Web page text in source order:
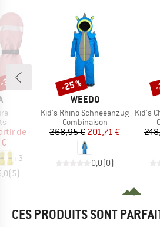
réduit
de
+3
( 5)
%
MARQUE
WEEDO
Article
Kid's Rhino Schneeanzug
Product group
Combinaison
Prix
268,95 €Prix réduit
201,71 €
0,0(0)
Remise
-25 %
Article
Kid's
-
CES PRODUITS SONT